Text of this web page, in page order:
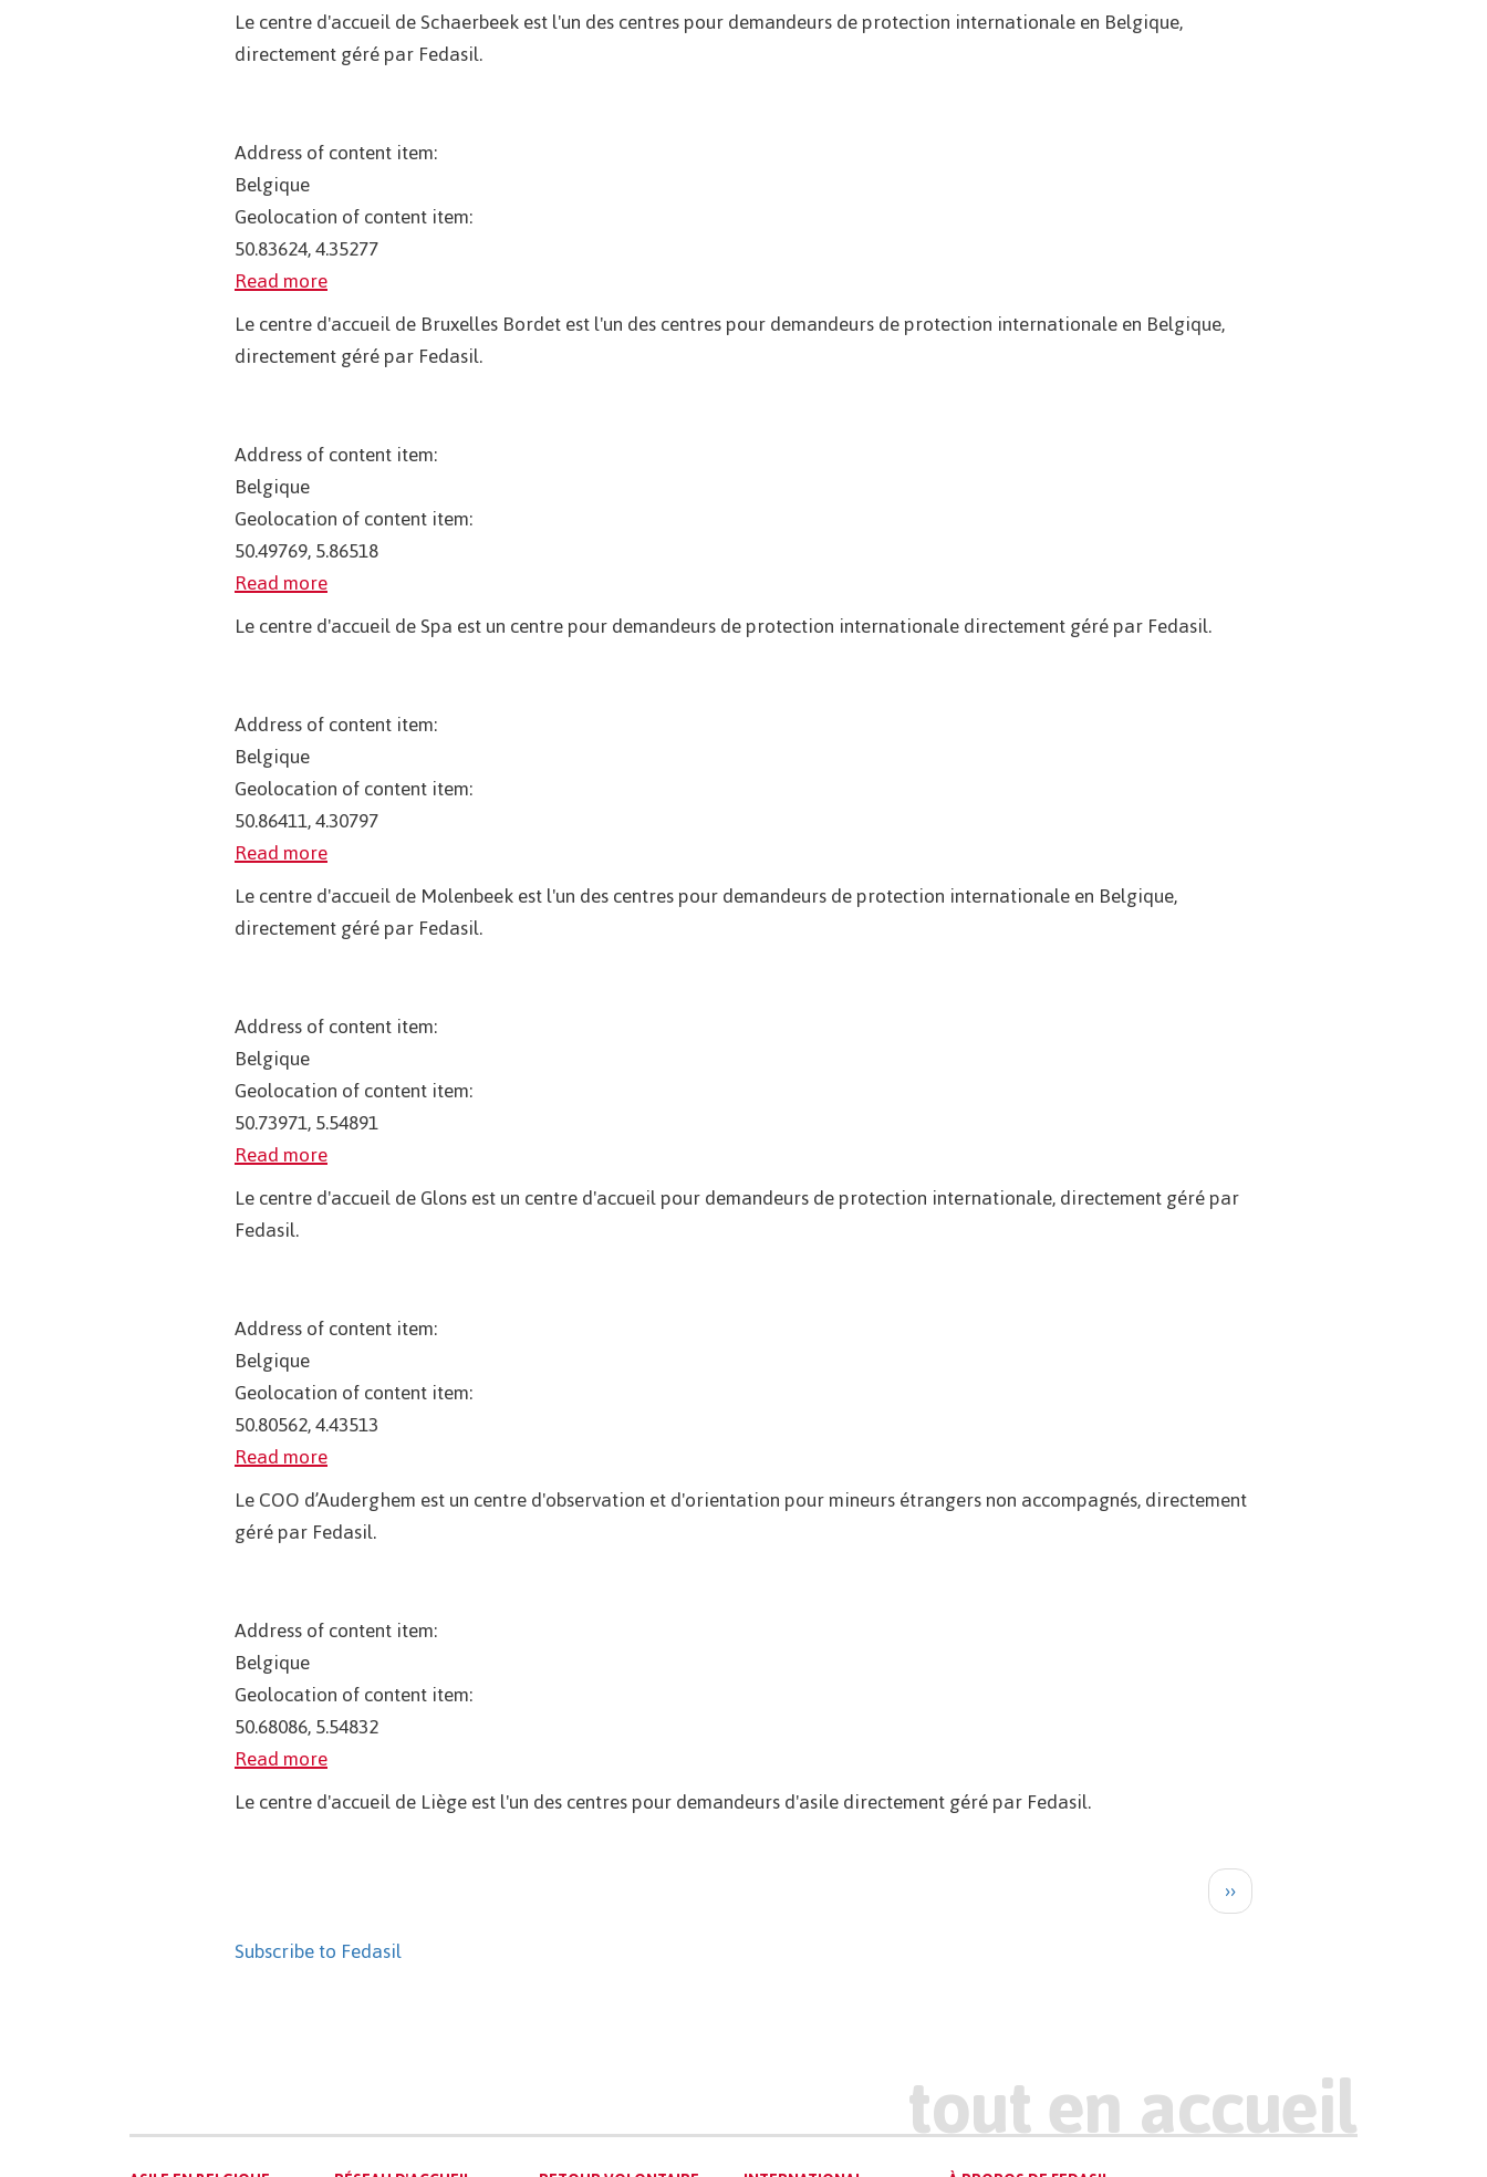
Le centre d'accueil de Schaerbeek est l'un des centres pour demandeurs de protection internationale en Belgique,
directement géré par Fedasil.
Address of content item:
Belgique
Geolocation of content item:
50.83624, 4.35277
Read more
Le centre d'accueil de Bruxelles Bordet est l'un des centres pour demandeurs de protection internationale en Belgique,
directement géré par Fedasil.
Address of content item:
Belgique
Geolocation of content item:
50.49769, 5.86518
Read more
Le centre d'accueil de Spa est un centre pour demandeurs de protection internationale directement géré par Fedasil.
Address of content item:
Belgique
Geolocation of content item:
50.86411, 4.30797
Read more
Le centre d'accueil de Molenbeek est l'un des centres pour demandeurs de protection internationale en Belgique,
directement géré par Fedasil.
Address of content item:
Belgique
Geolocation of content item:
50.73971, 5.54891
Read more
Le centre d'accueil de Glons est un centre d'accueil pour demandeurs de protection internationale, directement géré par
Fedasil.
Address of content item:
Belgique
Geolocation of content item:
50.80562, 4.43513
Read more
Le COO d’Auderghem est un centre d'observation et d'orientation pour mineurs étrangers non accompagnés, directement
géré par Fedasil.
Address of content item:
Belgique
Geolocation of content item:
50.68086, 5.54832
Read more
Le centre d'accueil de Liège est l'un des centres pour demandeurs d'asile directement géré par Fedasil.
Next
page
››
Subscribe to Fedasil